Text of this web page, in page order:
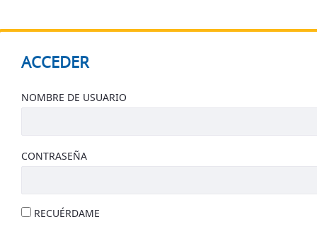
ACCEDER
ACCEDER
NOMBRE DE USUARIO
CONTRASEÑA
RECUÉRDAME